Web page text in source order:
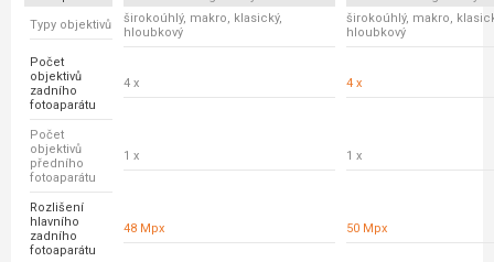
Typy objektivů
širokoúhlý, makro, klasický,
hloubkový
širokoúhlý, makro,
hloubkový
Počet
objektivů
zadního
fotoaparátu
4 x 4 x
Počet
objektivů
předního
fotoaparátu
1 x 1 x
Rozlišení
hlavního
zadního
fotoaparátu
48 Mpx 50 Mpx